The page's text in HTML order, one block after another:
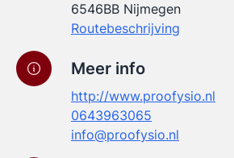
6546BB Nijmegen
Routebeschrijving
Meer info
http://www.proofysio.nl
0643963065
info@proofysio.nl